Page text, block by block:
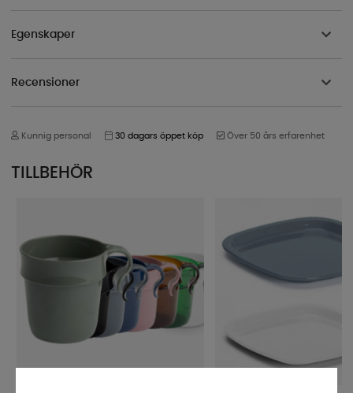
Egenskaper
Recensioner
Kunnig personal 30 dagars öppet köp Över 50 års erfarenhet
TILLBEHÖR